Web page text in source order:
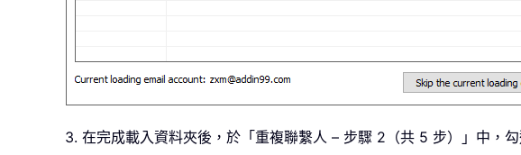
3. 在完成載入資料夾後，於「重複聯繫人 – 步驟 2（共 5 步）」中，